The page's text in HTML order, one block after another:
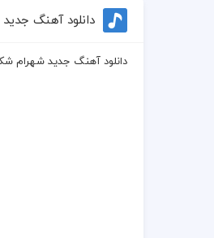
دانلود آهنگ
دانلود آهنگ جدید شهرام